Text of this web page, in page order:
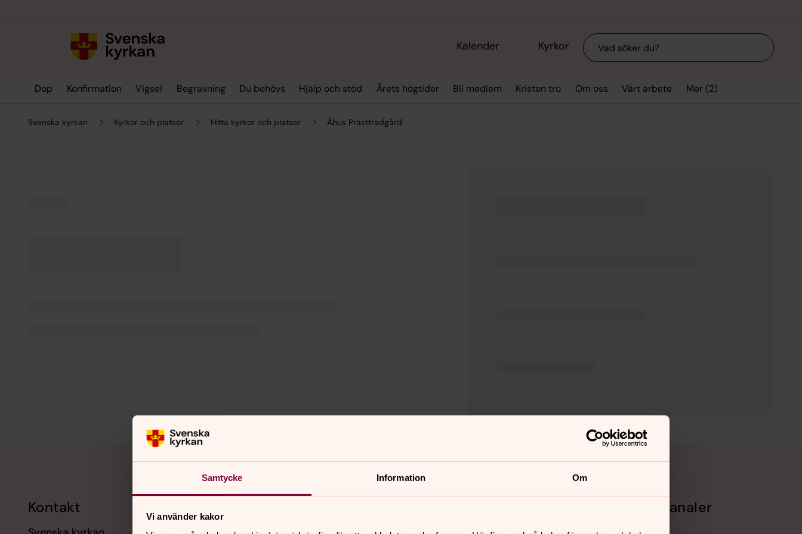
Samtycke Information Om
Vi använder kakor
Kalender Kyrkor Sök
Dop Konfirmation Vigsel Begravning Du behövs Hjälp och stöd Årets högtider Bli medlem Kristen tro Om oss Vårt arbete Mer (2)
Svenska kyrkan Kyrkor och platser Hitta kyrkor och platser Åhus Prästträdgård
Kontakt Sociala kanaler